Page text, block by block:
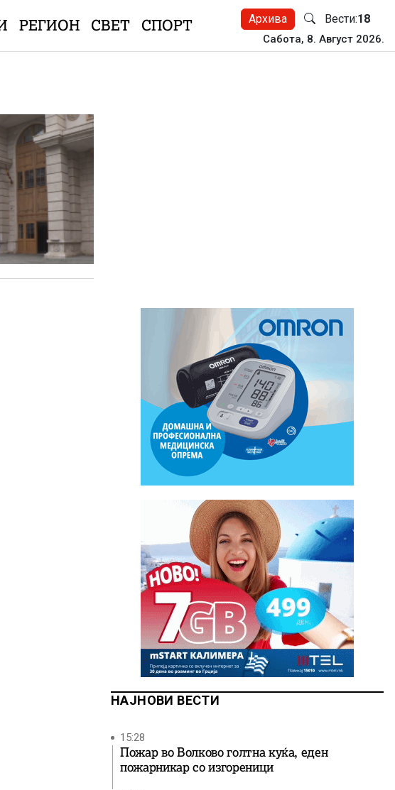
РЕГИОН СВЕТ СПОРТ Архива Вести:18
Сабота, 8. Август 2026.
НАЈНОВИ ВЕСТИ
15:28
Пожар во Волково голтна куќа, еден
пожарникар со изгореници